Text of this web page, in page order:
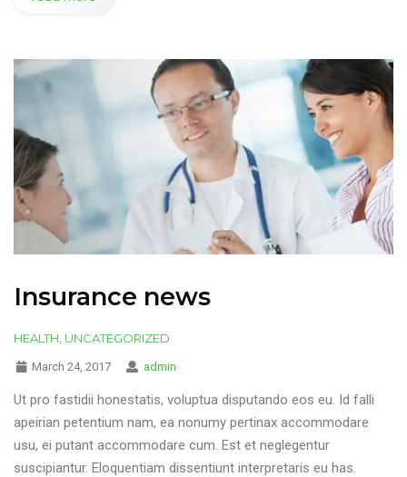
Insurance news
HEALTH UNCATEGORIZED
March 24, 2017 admin
Ut pro fastidii honestatis, voluptua disputando eos eu. Id falli
apeirian petentium nam, ea nonumy pertinax accommodare
usu, ei putant accommodare cum. Est et neglegentur
suscipiantur. Eloquentiam dissentiunt interpretaris eu has.